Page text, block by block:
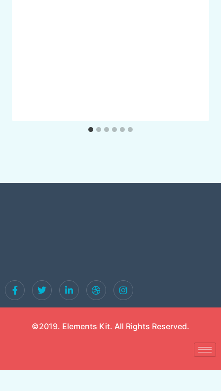
©2019. Elements Kit. All Rights Reserved.